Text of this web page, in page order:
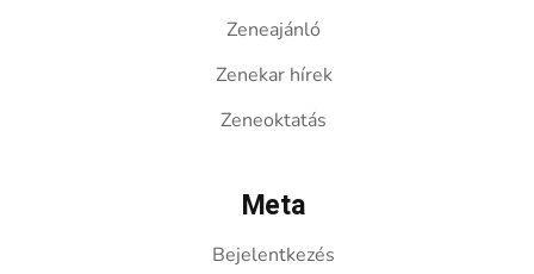
Zeneajánló
Zenekar hírek
Zeneoktatás
Meta
Bejelentkezés